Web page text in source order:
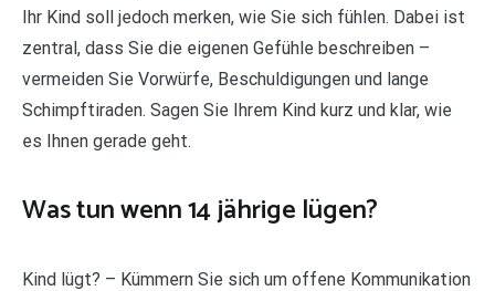
Ihr Kind soll jedoch merken, wie Sie sich fühlen. Dabei ist
zentral, dass Sie die eigenen Gefühle beschreiben –
vermeiden Sie Vorwürfe, Beschuldigungen und lange
Schimpftiraden. Sagen Sie Ihrem Kind kurz und klar, wie
es Ihnen gerade geht.
Was tun wenn 14 jährige lügen?
Kind lügt? – Kümmern Sie sich um offene Kommunikation